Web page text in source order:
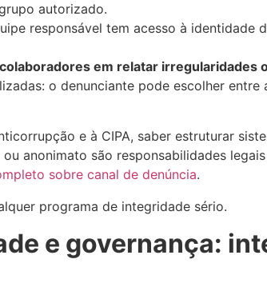
autorizado.
responsável tem acesso à
em relatar irregularidades
o denunciante pode escolher
e à CIPA, saber estruturar
anonimato são responsabilidades
sobre canal de denúncia.
programa de integridade sério.
e governança: